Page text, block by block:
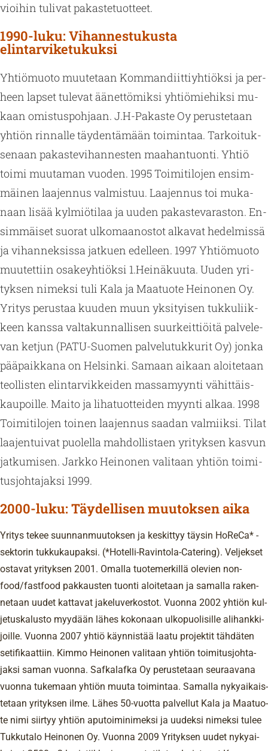
vioi­hin tu­li­vat pa­kas­te­tuot­teet.
1990-luku: Vihannestukusta
elintarviketukuksi
Yh­tiö­muo­to muu­te­taan Kom­man­diit­tiyh­tiök­si ja per­
heen lap­set tu­le­vat ää­net­tö­mik­si yh­tiö­mie­hik­si mu­
kaan omis­tus­poh­jaan. J.H-Pa­kas­te Oy pe­rus­te­taan
yh­tiön rin­nal­le täy­den­tä­mään toi­min­taa. Tar­koi­tuk­
se­naan pa­kas­te­vi­han­nes­ten maa­han­tuon­ti. Yhtiö
toimi muu­ta­man vuo­den. 1995 Toi­mi­ti­lo­jen en­sim­
mäi­nen laa­jen­nus val­mis­tuu. Laa­jen­nus toi mu­ka­
naan lisää kyl­miö­ti­laa ja uuden pa­kas­te­va­ras­ton. En­
sim­mäi­set suo­rat ul­ko­maa­nos­tot al­ka­vat he­del­mis­sä
ja vi­han­nek­sis­sa jat­kuen edel­leen. 1997 Yh­tiö­muo­to
muu­tet­tiin osa­keyh­tiök­si 1.​Heinäkuu­ta. Uuden yri­
tyk­sen ni­mek­si tuli Kala ja Maa­tuo­te Hei­no­nen Oy.
Yri­tys pe­rus­taa kuu­den muun yk­si­tyi­sen tuk­ku­liik­
keen kans­sa val­ta­kun­nal­li­sen suur­keit­tiöi­tä pal­ve­le­
van ket­jun (PA­TU-Suo­men pal­ve­lu­tuk­ku­rit Oy) jonka
pää­paik­ka­na on Hel­sin­ki. Sa­maan ai­kaan aloi­te­taan
teol­lis­ten elin­tar­vik­kei­den mas­sa­myyn­ti vä­hit­täis­
kau­poil­le. Maito ja li­ha­tuot­tei­den myyn­ti alkaa. 1998
Toi­mi­ti­lo­jen toi­nen laa­jen­nus saa­dan val­miik­si. Tilat
laa­jen­tui­vat puo­lel­la mah­dol­lis­taen yri­tyk­sen kas­vun
jat­ku­mi­sen. Jark­ko Hei­no­nen va­li­taan yh­tiön toi­mi­
tus­joh­ta­jak­si 1999.
2000-luku: Täydellisen muutoksen aika
Yri­tys tekee suun­nan­muu­tok­sen ja kes­kit­tyy täy­sin Ho­ReCa* -
sek­to­rin tuk­ku­kau­pak­si. (*Ho­tel­li-Ra­vin­to­la-Ca­te­ring). Vel­jek­set
os­ta­vat yri­tyk­sen 2001. Omal­la tuo­te­mer­kil­lä ole­vien non­
food/fast­food pak­kaus­ten tuon­ti aloi­te­taan ja sa­mal­la ra­ken­
ne­taan uudet kat­ta­vat ja­ke­lu­ver­kos­tot. Vuon­na 2002 yh­tiön kul­
je­tus­ka­lus­to myy­dään lähes ko­ko­naan ul­ko­puo­li­sil­le ali­hank­ki­
joil­le. Vuon­na 2007 yhtiö käyn­nis­tää laatu pro­jek­tit täh­dä­ten
se­ti­fi­kaat­tiin. Kimmo Hei­no­nen va­li­taan yh­tiön toi­mi­tus­joh­ta­
jak­si saman vuon­na. Saf­ka­laf­ka Oy pe­rus­te­taan seu­raa­va­na
vuon­na tu­ke­maan yh­tiön muuta toi­min­taa. Sa­mal­la ny­ky­ai­kais­
te­taan yri­tyk­sen ilme. Lähes 50-vuot­ta pal­vel­lut Kala ja Maa­tuo­
te nimi siir­tyy yh­tiön apu­toi­mi­ni­mek­si ja uu­dek­si ni­mek­si tulee
Tuk­ku­ta­lo Hei­no­nen Oy. Vuon­na 2009 Yri­tyk­sen uudet ny­ky­ai­